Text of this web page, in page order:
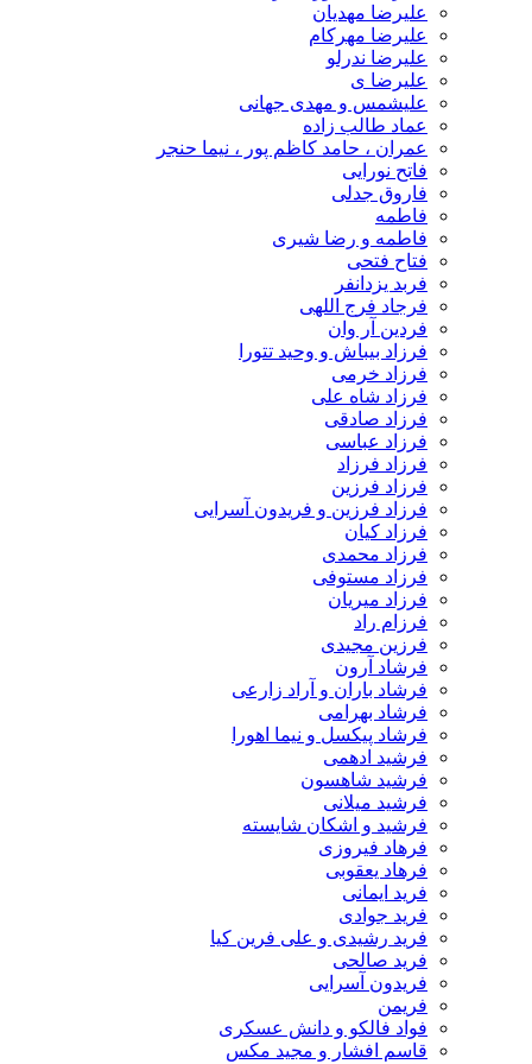
علیرضا مهدیان
علیرضا مهرکام
علیرضا ندرلو
علیرضا ی
علیشمس و مهدی جهانی
عماد طالب زاده
عمران ، حامد کاظم پور ، نیما حنجر
فاتح نورایی
فاروق جدلی
فاطمه
فاطمه و رضا شیری
فتاح فتحی
فربد یزدانفر
فرجاد فرج اللهی
فردین آر وان
فرزاد بیباش و وحید تتورا
فرزاد خرمی
فرزاد شاه علی
فرزاد صادقی
فرزاد عباسی
فرزاد فرزاد
فرزاد فرزین
فرزاد فرزین و فریدون آسرایی
فرزاد کیان
فرزاد محمدی
فرزاد مستوفی
فرزاد میریان
فرزام راد
فرزین مجیدی
فرشاد آرون
فرشاد باران و آراد زارعی
فرشاد بهرامی
فرشاد پیکسل و نیما اهورا
فرشید ادهمی
فرشید شاهسون
فرشید میلانی
فرشید و اشکان شایسته
فرهاد فیروزی
فرهاد یعقوبی
فرید ایمانی
فرید جوادی
فرید رشیدی و علی فرین کیا
فرید صالحی
فریدون آسرایی
فریمن
فواد فالکو و دانش عسکری
قاسم افشار و مجید مکس